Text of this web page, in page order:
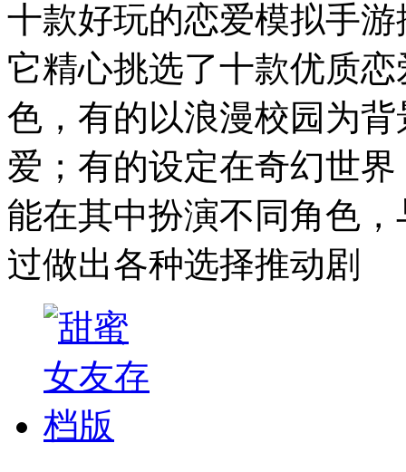
十款好玩的恋爱模拟手
它精心挑选了十款优质
色，有的以浪漫校园为
爱；有的设定在奇幻世
能在其中扮演不同角色
过做出各种选择推动剧